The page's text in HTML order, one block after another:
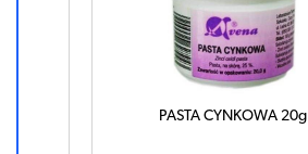
PASTA CYNKOWA 20g